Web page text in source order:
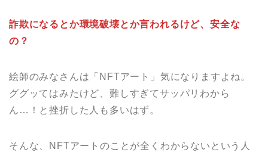
詐欺になるとか環境破壊とか言われるけど、安全な
の？
絵師のみなさんは「NFTアート」気になりますよね。
ググッてはみたけど、難しすぎてサッパリわから
ん…！と挫折した人も多いはず。
そんな、NFTアートのことが全くわからないという人